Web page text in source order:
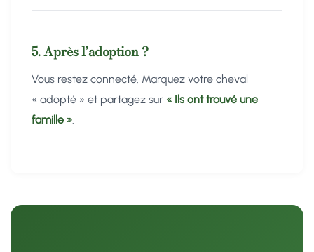
5. Après l’adoption ?
Vous restez connecté. Marquez votre cheval
« adopté » et partagez sur « Ils ont trouvé une
famille ».